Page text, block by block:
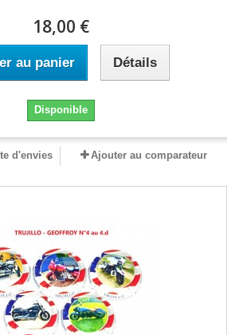
18,00 €
au panier Détails
Disponible
d'envies Ajouter au comparateur